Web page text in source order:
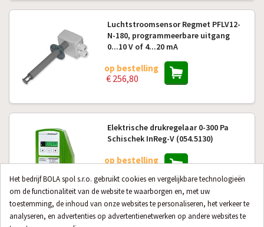
Het bedrijf BOLA spol s.r.o. gebruikt cookies en vergelijkbare technologieën
om de functionaliteit van de website te waarborgen en, met uw
toestemming, de inhoud van onze websites te personaliseren, het verkeer te
analyseren, en advertenties op advertentienetwerken op andere websites te
Luchtstroomsensor Regmet PFLV12-
N-180, programmeerbare uitgang
0...10 V of 4...20 mA
op bestelling
€ 256,80
Elektrische drukregelaar 0-300 Pa
Schischek InReg-V (054.5130)
op bestelling